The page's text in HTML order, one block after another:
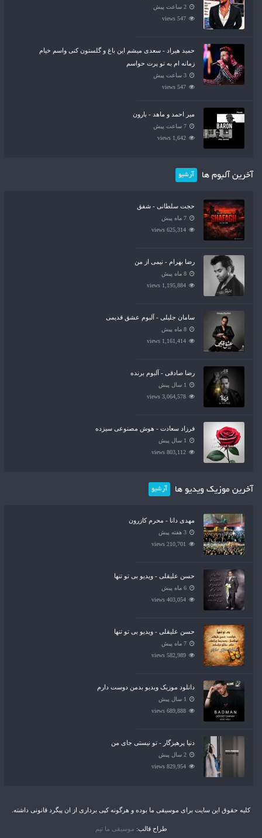
2 ساعت پیش
547 views
حمید هیراد - سعدی میشم این باغ و گلستون کنی واسم خیام
زمانه ام به تو پرت حواسم
3 ساعت پیش
547 views
میر احمد و ماهد - بارون
7 ساعت پیش
1,642 views
آخرین آلبوم ها آرشیو
حجت سلطانی - شفق
7 ماه پیش
625,314 views
رضا بهرام - نیمی از من
8 ماه پیش
1,195,884 views
سامان جلیلی - آلبوم عشق قدیمی
8 ماه پیش
1,161,414 views
رضا صادقی - آلبوم برنده
1 سال پیش
3,064,578 views
فرزاد سعادت - هوش مصنوعی سیزده
1 سال پیش
803,112 views
آخرین موزیک ویدیو ها آرشیو
مهدی دانا - محرم کازرون
3 هفته پیش
210,701 views
حسن علیقلی - ویدیو بی تو تنها
6 ماه پیش
403,054 views
حسن علیقلی - ویدیو بی تو تنها
7 ماه پیش
582,989 views
دانلود موزیک ویدیو بدمن دوست دارم
1 سال پیش
689,888 views
دنیا پرهیزگار - تو نیستی جای من
2 سال پیش
829,954 views
کلیه حقوق این سایت برای موسیقی ما بوده و هرگونه کپی برداری از ان پیگرد قانونی داشته.
طراح قالب: موسیقی ما تیم